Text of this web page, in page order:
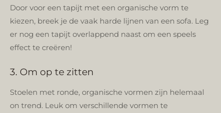
Door voor een tapijt met een organische vorm te
kiezen, breek je de vaak harde lijnen van een sofa. Leg
er nog een tapijt overlappend naast om een speels
effect te creëren!
3. Om op te zitten
Stoelen met ronde, organische vormen zijn helemaal
on trend. Leuk om verschillende vormen te